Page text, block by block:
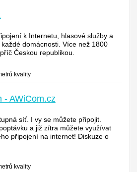
k Internetu, hlasové služby a
domácnosti. Více než 1800
Českou republikou.
kvality
- AWiCom.cz
síť. I vy se můžete připojit.
a již zítra můžete využívat
připojení na internet! Diskuze o
kvality